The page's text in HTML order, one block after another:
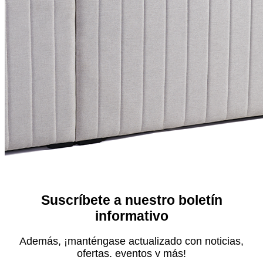
Suscríbete a nuestro boletín
informativo
Además, ¡manténgase actualizado con noticias,
ofertas, eventos y más!